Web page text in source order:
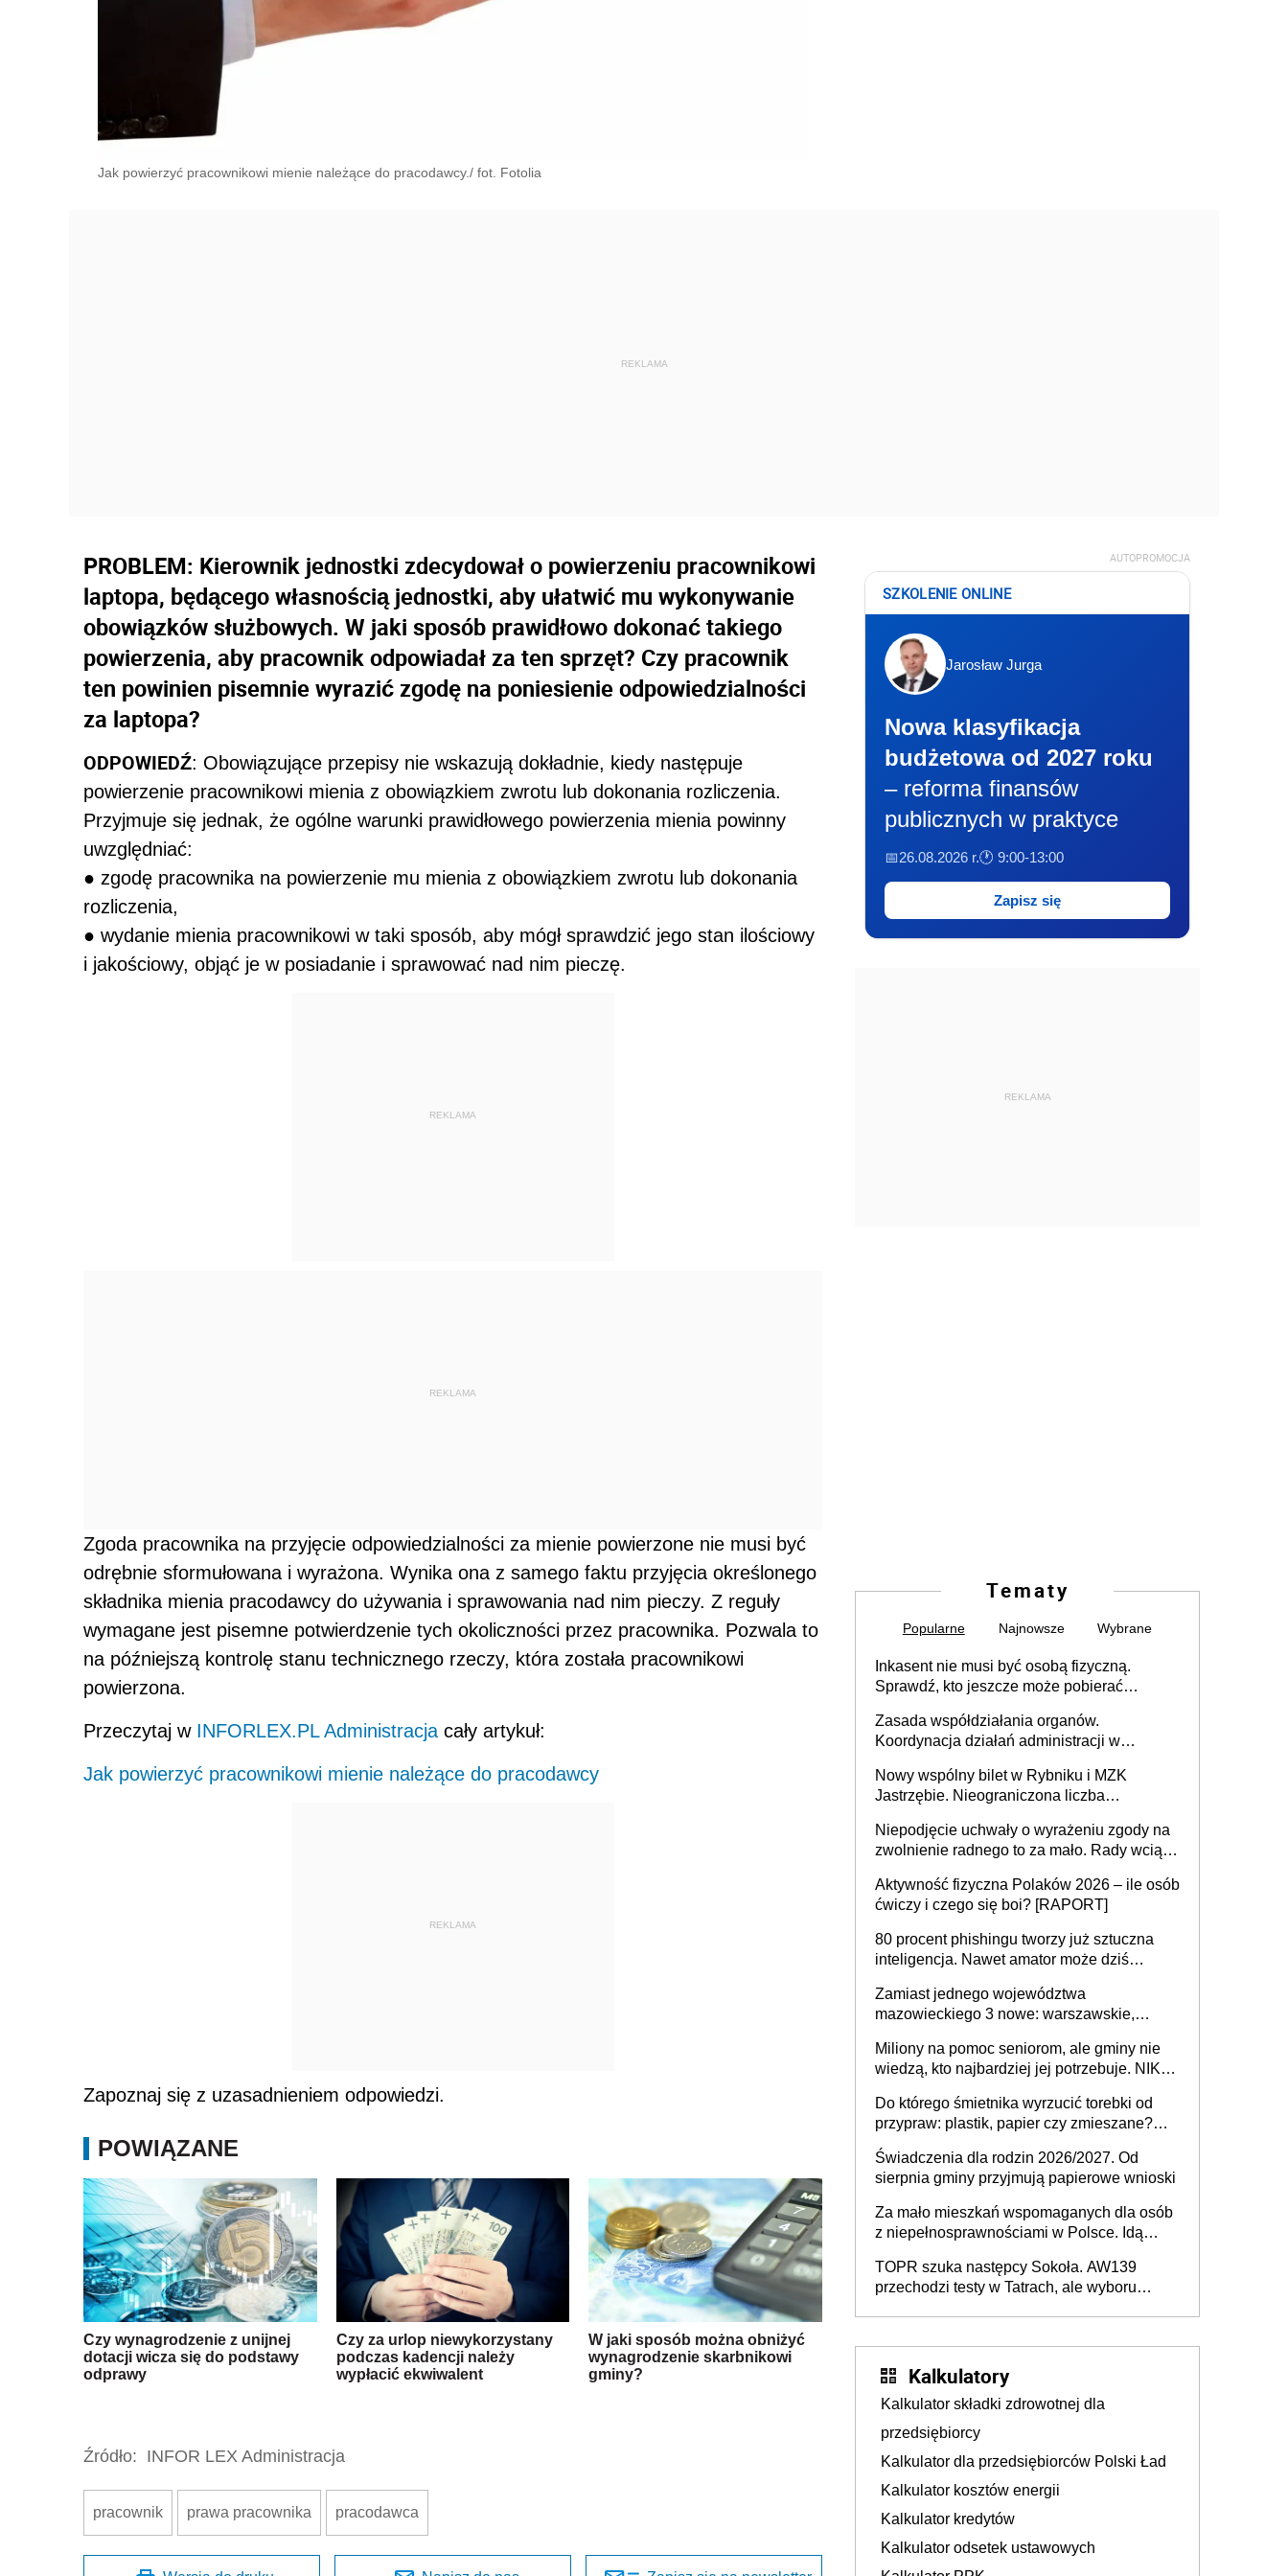
Jak powierzyć pracownikowi mienie należące do pracodawcy./ fot. Fotolia
PROBLEM: Kierownik jednostki zdecydował o powierzeniu pracownikowi
laptopa, będącego własnością jednostki, aby ułatwić mu wykonywanie
obowiązków służbowych. W jaki sposób prawidłowo dokonać takiego
powierzenia, aby pracownik odpowiadał za ten sprzęt? Czy pracownik
ten powinien pisemnie wyrazić zgodę na poniesienie odpowiedzialności
za laptopa?
ODPOWIEDŹ: Obowiązujące przepisy nie wskazują dokładnie, kiedy następuje
powierzenie pracownikowi mienia z obowiązkiem zwrotu lub dokonania rozliczenia.
Przyjmuje się jednak, że ogólne warunki prawidłowego powierzenia mienia powinny
uwzględniać:
● zgodę pracownika na powierzenie mu mienia z obowiązkiem zwrotu lub dokonania
rozliczenia,
● wydanie mienia pracownikowi w taki sposób, aby mógł sprawdzić jego stan ilościowy
i jakościowy, objąć je w posiadanie i sprawować nad nim pieczę.
REKLAMA
REKLAMA
Zgoda pracownika na przyjęcie odpowiedzialności za mienie powierzone nie musi być
odrębnie sformułowana i wyrażona. Wynika ona z samego faktu przyjęcia określonego
składnika mienia pracodawcy do używania i sprawowania nad nim pieczy. Z reguły
wymagane jest pisemne potwierdzenie tych okoliczności przez pracownika. Pozwala to
na późniejszą kontrolę stanu technicznego rzeczy, która została pracownikowi
powierzona.
Przeczytaj w INFORLEX.PL Administracjacały artykuł:
Jak powierzyć pracownikowi mienie należące do pracodawcy
REKLAMA
Zapoznaj się z uzasadnieniem odpowiedzi.
POWIĄZANE
Czy wynagrodzenie z unijnej
dotacji wicza się do podstawy
odprawy
Czy za urlop niewykorzystany
podczas kadencji należy
wypłacić ekwiwalent
W jaki sposób można obniżyć
wynagrodzenie skarbnikowi
gminy?
Źródło: INFOR LEX Administracja
pracownik prawa pracownika pracodawca
AUTOPROMOCJA
SZKOLENIE ONLINE
Jarosław Jurga
Nowa klasyfikacja
budżetowa od 2027 roku
– reforma finansów
publicznych w praktyce
📅26.08.2026 r.🕐 9:00-13:00
Zapisz się
REKLAMA
Tematy
Popularne Najnowsze Wybrane
Inkasent nie musi być osobą fizyczną.
Sprawdź, kto jeszcze może pobierać
Zasada współdziałania organów.
Koordynacja działań administracji w
Nowy wspólny bilet w Rybniku i MZK
Jastrzębie. Nieograniczona liczba
Niepodjęcie uchwały o wyrażeniu zgody na
zwolnienie radnego to za mało. Rady wciąż
rozstrzygać sprawy
Aktywność fizyczna Polaków 2026 – ile osób
ćwiczy i czego się boi? [RAPORT]
80 procent phishingu tworzy już sztuczna
inteligencja. Nawet amator może dziś
Zamiast jednego województwa
mazowieckiego 3 nowe: warszawskie,
Europie nie ma tak dużych jednostek
stołecznych
Miliony na pomoc seniorom, ale gminy nie
wiedzą, kto najbardziej jej potrzebuje. NIK
Do którego śmietnika wyrzucić torebki od
przypraw: plastik, papier czy zmieszane?
Gdzie wyrzucić młynek po przyprawach?
Świadczenia dla rodzin 2026/2027. Od
sierpnia gminy przyjmują papierowe wnioski
Za mało mieszkań wspomaganych dla osób
z niepełnosprawnościami w Polsce. Idą
TOPR szuka następcy Sokoła. AW139
przechodzi testy w Tatrach, ale wyboru
Kalkulatory
Kalkulator składki zdrowotnej dla
przedsiębiorcy
Kalkulator dla przedsiębiorców Polski Ład
Kalkulator kosztów energii
Kalkulator kredytów
Kalkulator odsetek ustawowych